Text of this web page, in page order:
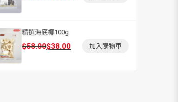
格：
$105.00。
格：
$68.00。
精選海底椰100g
$58.00
原
$38.00
目
加入購物車